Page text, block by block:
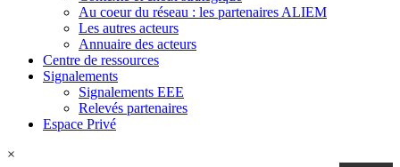
Au coeur du réseau : les partenaires ALIEM
Les autres acteurs
Annuaire des acteurs
Centre de ressources
Signalements
Signalements EEE
Relevés partenaires
Espace Privé
×